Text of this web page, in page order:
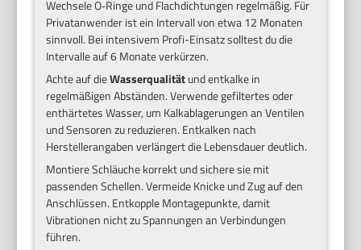
Wechsele O‑Ringe und Flachdichtungen regelmäßig. Für
Privatanwender ist ein Intervall von etwa 12 Monaten
sinnvoll. Bei intensivem Profi-Einsatz solltest du die
Intervalle auf 6 Monate verkürzen.
Achte auf dieWasserqualitätund entkalke in
regelmäßigen Abständen. Verwende gefiltertes oder
enthärtetes Wasser, um Kalkablagerungen an Ventilen
und Sensoren zu reduzieren. Entkalken nach
Herstellerangaben verlängert die Lebensdauer deutlich.
Montiere Schläuche korrekt und sichere sie mit
passenden Schellen. Vermeide Knicke und Zug auf den
Anschlüssen. Entkopple Montagepunkte, damit
Vibrationen nicht zu Spannungen an Verbindungen
führen.